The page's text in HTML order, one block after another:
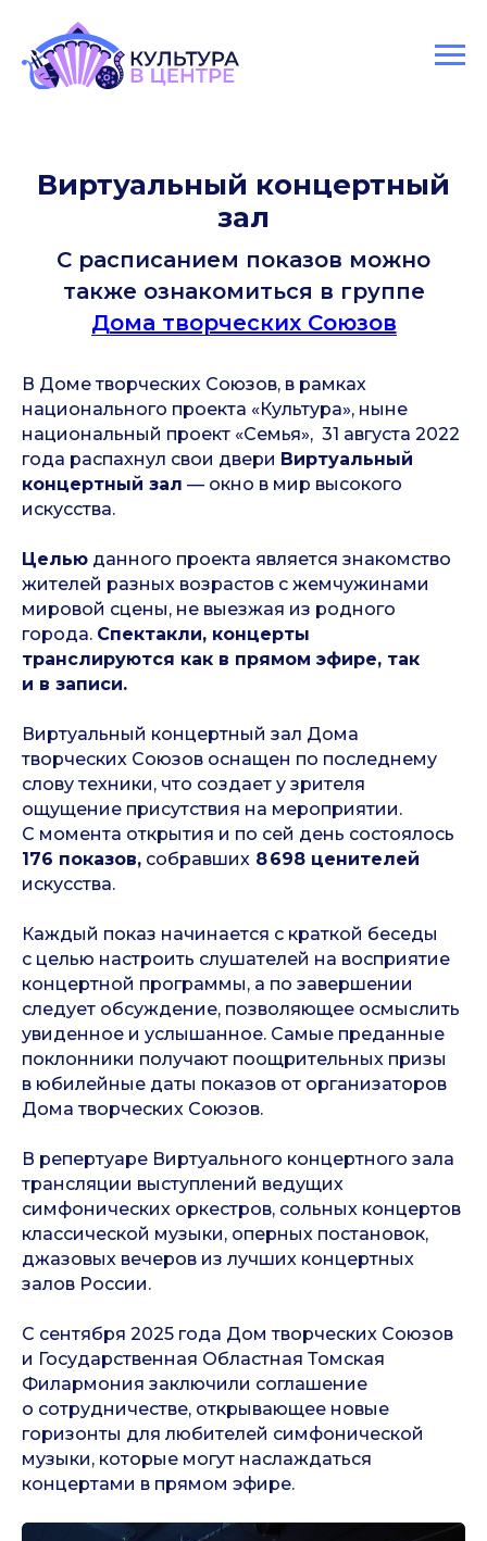
Виртуальный концертный
зал
С расписанием показов можно
также ознакомиться в группе
Дома творческих Союзов
В Доме творческих Союзов, в рамках
национального проекта «Культура», ныне
национальный проект «Семья», 31 августа 2022
года распахнул свои двери Виртуальный
концертный зал — окно в мир высокого
искусства.
Целью данного проекта является знакомство
жителей разных возрастов с жемчужинами
мировой сцены, не выезжая из родного
города. Спектакли, концерты
транслируются как в прямом эфире, так
и в записи.
Виртуальный концертный зал Дома
творческих Союзов оснащен по последнему
слову техники, что создает у зрителя
ощущение присутствия на мероприятии.
С момента открытия и по сей день состоялось
176 показов, собравших 8 698 ценителей
искусства.
Каждый показ начинается с краткой беседы
с целью настроить слушателей на восприятие
концертной программы, а по завершении
следует обсуждение, позволяющее осмыслить
увиденное и услышанное. Самые преданные
поклонники получают поощрительных призы
в юбилейные даты показов от организаторов
Дома творческих Союзов.
В репертуаре Виртуального концертного зала
трансляции выступлений ведущих
симфонических оркестров, сольных концертов
классической музыки, оперных постановок,
джазовых вечеров из лучших концертных
залов России.
С сентября 2025 года Дом творческих Союзов
и Государственная Областная Томская
Филармония заключили соглашение
о сотрудничестве, открывающее новые
горизонты для любителей симфонической
музыки, которые могут наслаждаться
концертами в прямом эфире.